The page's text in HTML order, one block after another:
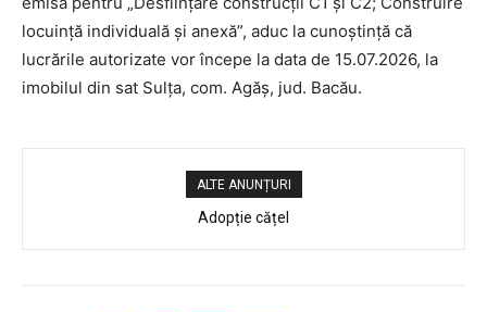
locuință individuală și anexă”, aduc la cunoștință că
lucrările autorizate vor începe la data de 15.07.2026, la
imobilul din sat Sulța, com. Agăș, jud. Bacău.
ALTE ANUNȚURI
Adopție cățel